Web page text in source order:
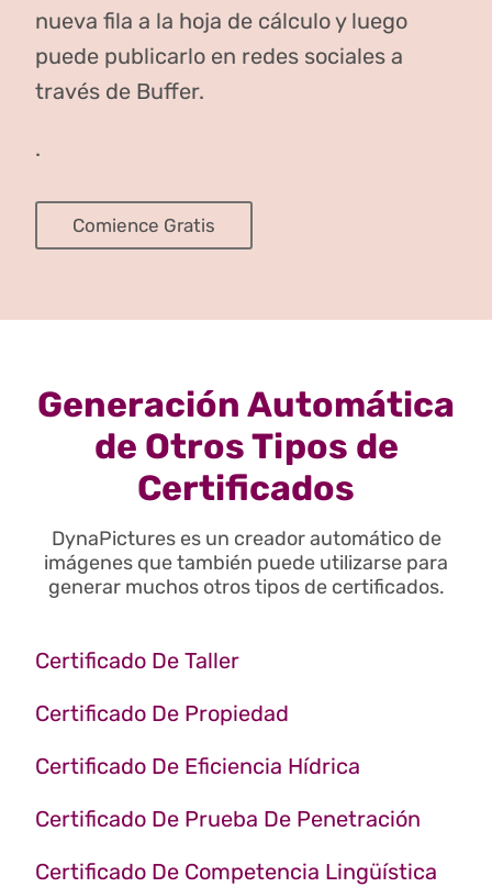
nueva fila a la hoja de cálculo y luego
puede publicarlo en redes sociales a
través de Buffer.
.
Comience Gratis
Generación Automática
de Otros Tipos de
Certificados
DynaPictures es un creador automático de
imágenes que también puede utilizarse para
generar muchos otros tipos de certificados.
Certificado De Taller
Certificado De Propiedad
Certificado De Eficiencia Hídrica
Certificado De Prueba De Penetración
Certificado De Competencia Lingüística